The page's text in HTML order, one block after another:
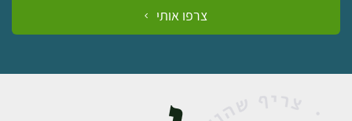
צרפו אותי